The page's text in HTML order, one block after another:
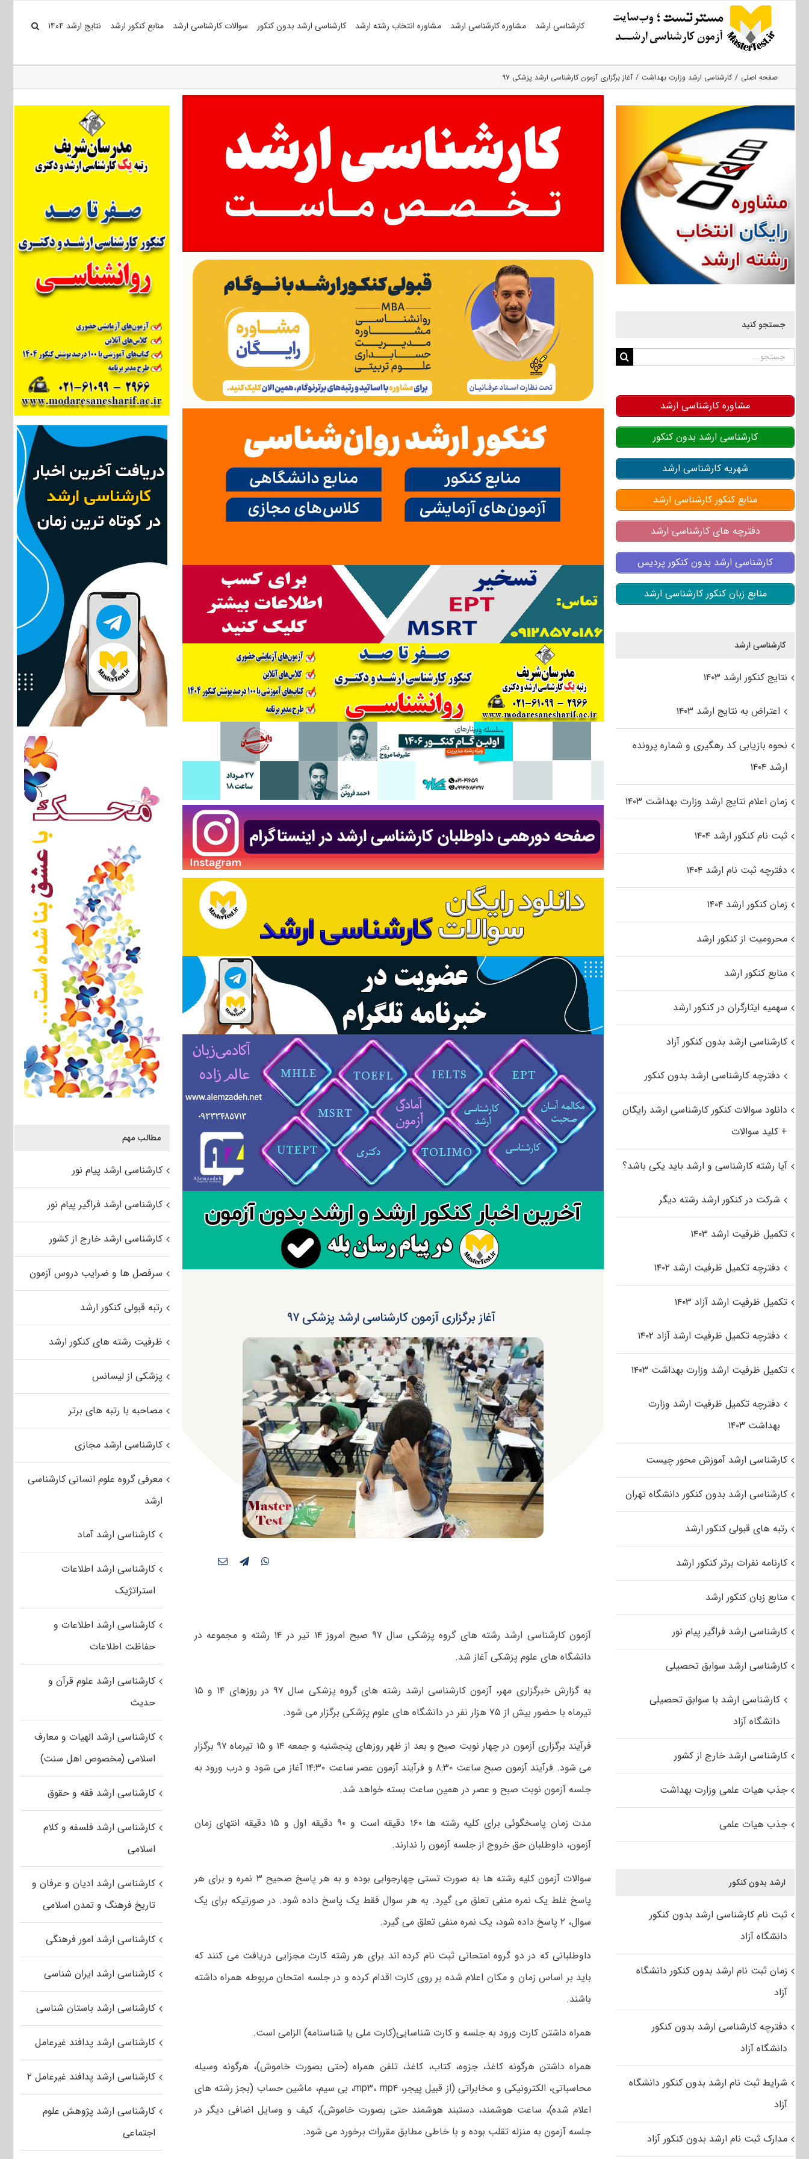
کارشناسی ارشد مشاوره کارشناسی ارشد مشاوره انتخاب رشته ارشد کارشناسی ارشد بدون کنکور سوالات کارشناسی ارشد منابع کنکور ارشد نتایج ارشد ۱۴۰۴
صفحه اصلی کارشناسی ارشد وزارت بهداشت آغاز برگزاری آزمون کارشناسی ارشد پزشکی ۹۷
آغاز برگزاری آزمون کارشناسی ارشد پزشکی ۹۷
آزمون کارشناسی ارشد رشته های گروه پزشکی سال ۹۷ صبح امروز ۱۴ تیر در ۱۴ رشته و مجموعه در
دانشگاه های علوم پزشکی آغاز شد.
به گزارش خبرگزاری مهر، آزمون کارشناسی ارشد رشته های گروه پزشکی سال ۹۷ در روزهای ۱۴ و ۱۵
تیرماه با حضور بیش از ۷۵ هزار نفر در دانشگاه های علوم پزشکی برگزار می شود.
فرآیند برگزاری آزمون در چهار نوبت صبح و بعد از ظهر روزهای پنجشنبه و جمعه ۱۴ و ۱۵ تیرماه ۹۷ برگزار
می شود. فرآیند آزمون صبح ساعت ۸:۳۰ و فرآیند آزمون عصر ساعت ۱۴:۳۰ آغاز می شود و درب ورود به
جلسه آزمون نوبت صبح و عصر در همین ساعت بسته خواهد شد.
مدت زمان پاسخگوئی برای کلیه رشته ها ۱۶۰ دقیقه است و ۹۰ دقیقه اول و ۱۵ دقیقه انتهای زمان
آزمون، داوطلبان حق خروج از جلسه آزمون را ندارند.
سوالات آزمون کلیه رشته ها به صورت تستی چهارجوابی بوده و به هر پاسخ صحیح ۳ نمره و برای هر
پاسخ غلط یک نمره منفی تعلق می گیرد. به هر سوال فقط یک پاسخ داده شود. در صورتیکه برای یک
سوال، ۲ پاسخ داده شود، یک نمره منفی تعلق می گیرد.
داوطلبانی که در دو گروه امتحانی ثبت نام کرده اند برای هر رشته کارت مجزایی دریافت می کنند که
باید بر اساس زمان و مکان اعلام شده بر روی کارت اقدام کرده و در جلسه امتحان مربوطه همراه داشته
باشند.
همراه داشتن کارت ورود به جلسه و کارت شناسایی(کارت ملی یا شناسنامه) الزامی است.
همراه داشتن هرگونه کاغذ، جزوه، کتاب، کاغذ، تلفن همراه (حتی بصورت خاموش)، هرگونه وسیله
محاسباتی، الکترونیکی و مخابراتی (از قبیل پیجر، mp۳، mp۴، بی سیم، ماشین حساب (بجز رشته های
اعلام شده)، ساعت هوشمند، دستبند هوشمند حتی بصورت خاموش)، کیف و وسایل اضافی دیگر در
جلسه آزمون به منزله تقلب بوده و با خاطی مطابق مقررات برخورد می شود.
مطالب مهم
کارشناسی ارشد پیام نور
کارشناسی ارشد فراگیر پیام نور
کارشناسی ارشد خارج از کشور
سرفصل ها و ضرایب دروس آزمون
رتبه قبولی کنکور ارشد
ظرفیت رشته های کنکور ارشد
پزشکی از لیسانس
مصاحبه با رتبه های برتر
کارشناسی ارشد مجازی
معرفی گروه علوم انسانی کارشناسی
ارشد
کارشناسی ارشد آماد
کارشناسی ارشد اطلاعات
استراتژیک
کارشناسی ارشد اطلاعات و
حفاظت اطلاعات
کارشناسی ارشد علوم قرآن و
حدیث
کارشناسی ارشد الهیات و معارف
اسلامی (مخصوص اهل سنت)
کارشناسی ارشد فقه و حقوق
کارشناسی ارشد فلسفه و کلام
اسلامی
کارشناسی ارشد ادیان و عرفان و
تاریخ فرهنگ و تمدن اسلامی
کارشناسی ارشد امور فرهنگی
کارشناسی ارشد ایران شناسی
کارشناسی ارشد باستان شناسی
کارشناسی ارشد پدافند غیرعامل
کارشناسی ارشد پدافند غیرعامل ۲
کارشناسی ارشد پژوهش علوم
اجتماعی
جستجو کنید
جستجو
مشاوره کارشناسی ارشد
کارشناسی ارشد بدون کنکور
شهریه کارشناسی ارشد
منابع کنکور کارشناسی ارشد
دفترچه های کارشناسی ارشد
کارشناسی ارشد بدون کنکور پردیس
منابع زبان کنکور کارشناسی ارشد
کارشناسی ارشد
نتایج کنکور ارشد ۱۴۰۳
اعتراض به نتایج ارشد ۱۴۰۳
نحوه بازیابی کد رهگیری و شماره پرونده
ارشد ۱۴۰۴
زمان اعلام نتایج ارشد وزارت بهداشت ۱۴۰۳
ثبت نام کنکور ارشد ۱۴۰۴
دفترچه ثبت نام ارشد ۱۴۰۴
زمان کنکور ارشد ۱۴۰۴
محرومیت از کنکور ارشد
منابع کنکور ارشد
سهمیه ایثارگران در کنکور ارشد
کارشناسی ارشد بدون کنکور آزاد
دفترچه کارشناسی ارشد بدون کنکور
دانلود سوالات کنکور کارشناسی ارشد رایگان
+ کلید سوالات
آیا رشته کارشناسی و ارشد باید یکی باشد؟
شرکت در کنکور ارشد رشته دیگر
تکمیل ظرفیت ارشد ۱۴۰۳
دفترچه تکمیل ظرفیت ارشد ۱۴۰۲
تکمیل ظرفیت ارشد آزاد ۱۴۰۳
دفترچه تکمیل ظرفیت ارشد آزاد ۱۴۰۲
تکمیل ظرفیت ارشد وزارت بهداشت ۱۴۰۳
دفترچه تکمیل ظرفیت ارشد وزارت
بهداشت ۱۴۰۳
کارشناسی ارشد آموزش محور چیست
کارشناسی ارشد بدون کنکور دانشگاه تهران
رتبه های قبولی کنکور ارشد
کارنامه نفرات برتر کنکور ارشد
منابع زبان کنکور ارشد
کارشناسی ارشد فراگیر پیام نور
کارشناسی ارشد سوابق تحصیلی
کارشناسی ارشد با سوابق تحصیلی
دانشگاه آزاد
کارشناسی ارشد خارج از کشور
جذب هیات علمی وزارت بهداشت
جذب هیات علمی
ارشد بدون کنکور
ثبت نام کارشناسی ارشد بدون کنکور
دانشگاه آزاد
زمان ثبت نام ارشد بدون کنکور دانشگاه
آزاد
دفترچه کارشناسی ارشد بدون کنکور
دانشگاه آزاد
شرایط ثبت نام ارشد بدون کنکور دانشگاه
آزاد
مدارک ثبت نام ارشد بدون کنکور آزاد